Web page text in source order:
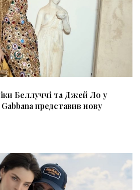
Беллуччі та Джей Ло у
представив нову